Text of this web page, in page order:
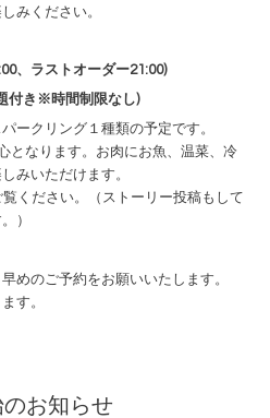
みください。
、ラストオーダー21:00)
付き※時間制限なし)
ークリング１種類の予定です。
となります。お肉にお魚、温菜、冷
みいただけます。
ください。（ストーリー投稿もして
）
めのご予約をお願いいたします。
す。
お知らせ